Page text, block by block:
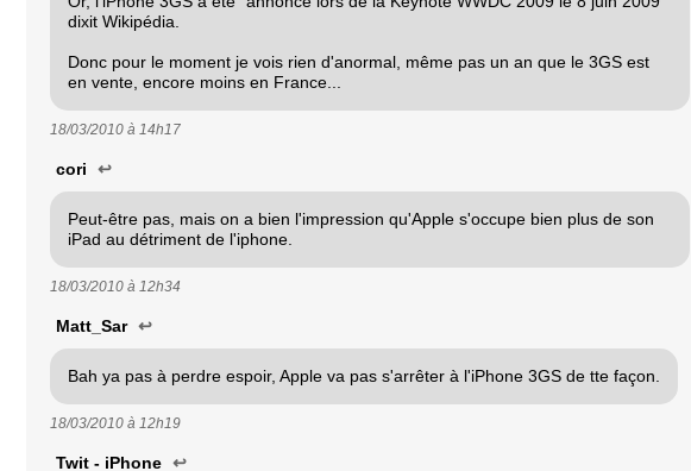
dixit Wikipédia.
Donc pour le moment je vois rien d'anormal, même pas un an que le 3GS est
en vente, encore moins en France...
18/03/2010 à 14h17
cori ↩
Peut-être pas, mais on a bien l'impression qu'Apple s'occupe bien plus de son
iPad au détriment de l'iphone.
18/03/2010 à 12h34
Matt_Sar ↩
Bah ya pas à perdre espoir, Apple va pas s'arrêter à l'iPhone 3GS de tte façon.
18/03/2010 à 12h19
Twit - iPhone ↩